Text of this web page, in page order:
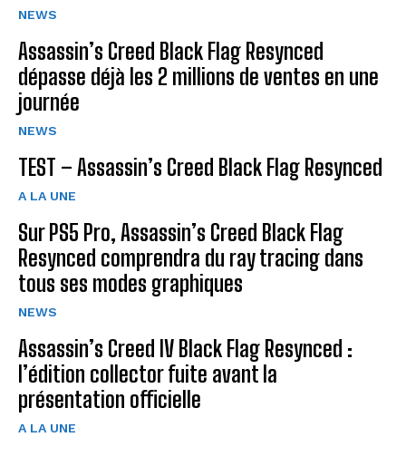
NEWS
Assassin’s Creed Black Flag Resynced
dépasse déjà les 2 millions de ventes en une
journée
NEWS
TEST – Assassin’s Creed Black Flag Resynced
A LA UNE
Sur PS5 Pro, Assassin’s Creed Black Flag
Resynced comprendra du ray tracing dans
tous ses modes graphiques
NEWS
Assassin’s Creed IV Black Flag Resynced :
l’édition collector fuite avant la
présentation officielle
A LA UNE